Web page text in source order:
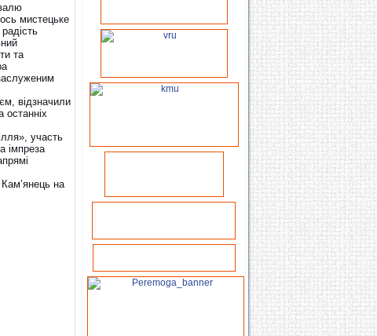
мистецьке
та
відзначили
останніх
участь
імпреза
на